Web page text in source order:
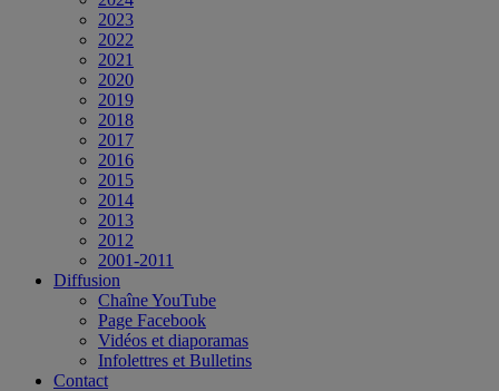
2023
2022
2021
2020
2019
2018
2017
2016
2015
2014
2013
2012
2001-2011
Diffusion
Chaîne YouTube
Page Facebook
Vidéos et diaporamas
Infolettres et Bulletins
Contact